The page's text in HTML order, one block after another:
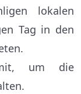
lokalen
Tag in den
um die